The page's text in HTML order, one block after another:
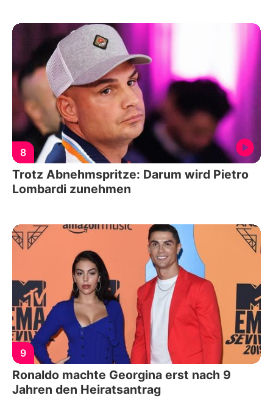
8
Trotz Abnehmspritze: Darum wird Pietro
Lombardi zunehmen
9
Ronaldo machte Georgina erst nach 9
Jahren den Heiratsantrag